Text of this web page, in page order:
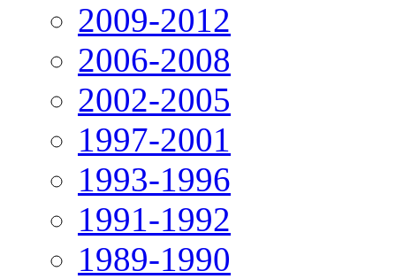
2009-2012
2006-2008
2002-2005
1997-2001
1993-1996
1991-1992
1989-1990